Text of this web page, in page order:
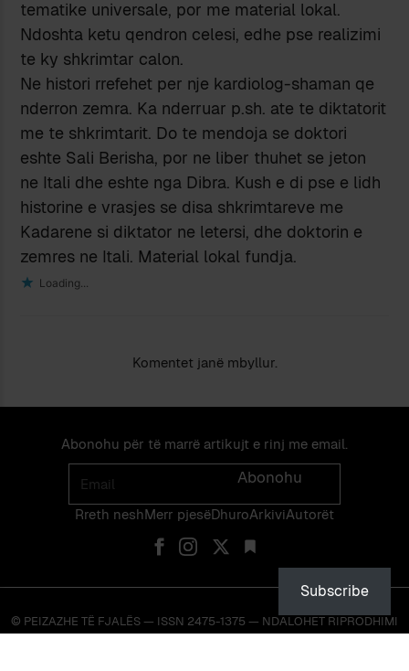
tematike universale, por me material lokal.
Ndoshta ketu qendron celesi, edhe pse realizimi
te ky shkrimtar calon.
Ne histori rrefehet per nje kardiolog-shaman qe
nderron zemra. Ka nderruar p.sh. ate te diktatorit
me te shkrimtarit. Do te mendoja se doktori
eshte Sali Berisha, por ne liber thuhet se jeton
ne Itali dhe eshte nga Dibra. Kush e di pse e lidh
historine e vrasjes se disa shkrimtareve me
Kadarene si diktator ne letersi, dhe doktorin e
zemres ne Itali. Material lokal fundja.
Loading...
Komentet janë mbyllur.
Abonohu për të marrë artikujt e rinj me email.
Email
Abonohu
Rreth neshMerr pjes​​ë​DhuroArkiviAutorët
© PEIZAZHE TË FJALËS — ISSN 2475-1375 — NDALOHET RIPRODHIMI
Subscribe